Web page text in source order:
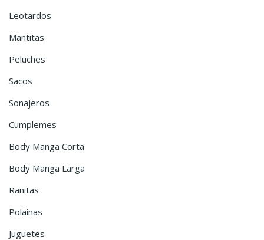
Leotardos
Mantitas
Peluches
Sacos
Sonajeros
Cumplemes
Body Manga Corta
Body Manga Larga
Ranitas
Polainas
Juguetes